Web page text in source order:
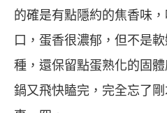
的確是有點隱約的焦香味
口，蛋香很濃郁，但不是
種，還保留點蛋熟化的固
鍋又飛快瞌完，完全忘了